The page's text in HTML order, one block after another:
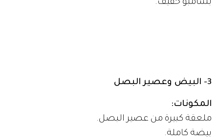
بشامبو خفيف.
3- البيض وعصير البصل
المكونات:
ملعقة كبيرة من عصير البصل.
بيضة كاملة.